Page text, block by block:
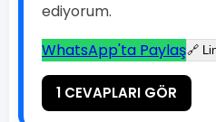
ediyorum.
WhatsApp'ta Paylaş🔗
1 CEVAPLARI GÖR